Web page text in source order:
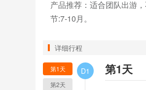
产品推荐：适合团队出游
节:7-10月。
详细行程
第1天
第2天
D1 第1天